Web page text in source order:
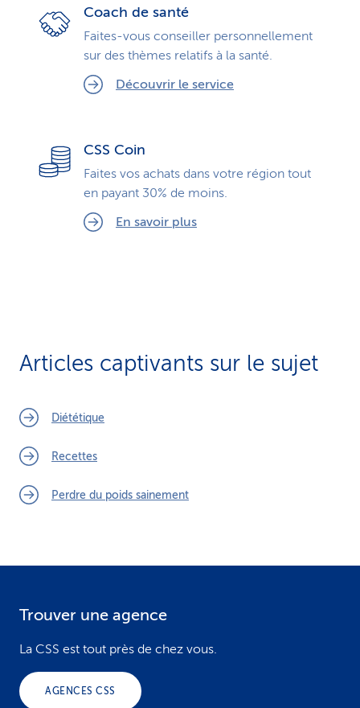
Coach de santé
Faites-vous conseiller personnellement
sur des thèmes relatifs à la santé.
Découvrir le service
CSS Coin
Faites vos achats dans votre région tout
en payant 30% de moins.
En savoir plus
Articles captivants sur le sujet
Diététique
Recettes
Perdre du poids sainement
Trouver une agence
La CSS est tout près de chez vous.
AGENCES CSS